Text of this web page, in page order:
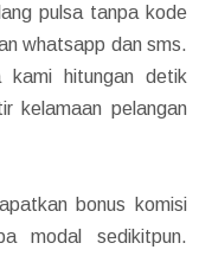
pulsa tanpa kode
whatsapp dan sms.
kami hitungan detik
kelamaan pelangan
bonus komisi
modal sedikitpun.